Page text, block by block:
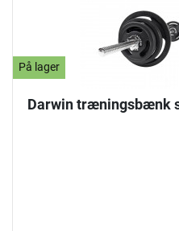
På lager
Darwin træningsbænk